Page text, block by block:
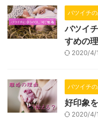
バツイチ
バツイ
すめの
2020/4/
バツイチ
好印象
2020/4/